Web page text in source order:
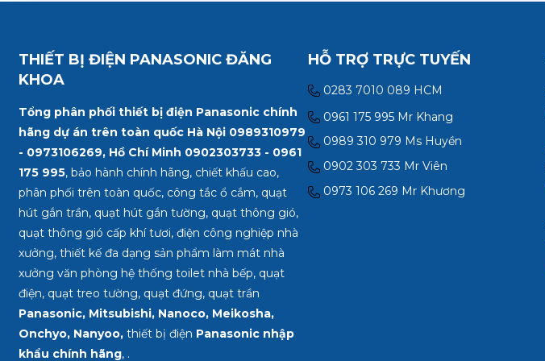
THIẾT BỊ ĐIỆN PANASONIC ĐĂNG
KHOA
Tổng phân phối thiết bị điện Panasonic chính
hãng dự án trên toàn quốc Hà Nội 0989310979
- 0973106269, Hồ Chí Minh 0902303733 - 0961
175 995, bảo hành chính hãng, chiết khấu cao,
phân phối trên toàn quốc, công tắc ổ cắm, quạt
hút gắn trần, quạt hút gắn tường, quạt thông gió,
quạt thông gió cấp khí tươi, điện công nghiệp nhà
xưởng, thiết kế đa dạng sản phẩm làm mát nhà
xưởng văn phòng hệ thống toilet nhà bếp, quạt
điện, quạt treo tường, quạt đứng, quạt trần
Panasonic, Mitsubishi, Nanoco, Meikosha,
Onchyo, Nanyoo,thiết bị điện Panasonic nhập
khẩu chính hãng, .
HỖ TRỢ TRỰC TUYẾN
0283 7010 089 HCM
0961 175 995 Mr Khang
0989 310 979 Ms Huyền
0902 303 733 Mr Viên
0973 106 269 Mr Khương